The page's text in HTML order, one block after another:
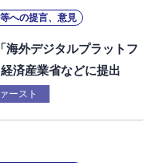
への提言、意見
海外デジタルプラットフ
済産業省などに提出
ースト